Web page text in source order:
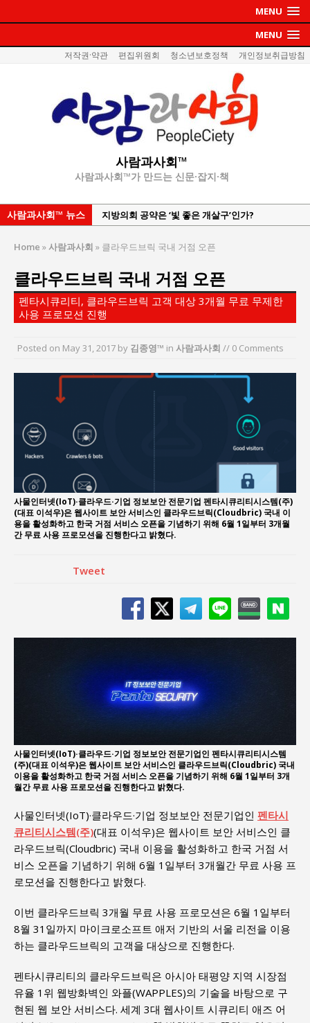
MENU
MENU
저작권·약관 편집위원회 청소년보호정책 개인정보취급방침
사람과사회™
사람과사회™가 만드는 신문·잡지·책
사람과사회™ 뉴스
지방의회 공약은 ‘빛 좋은 개살구’인가?
현”
김종대, “현대전, 강한 군대도 약해질 수 있다”
이홍원 작가, 생활문화상품 4종 판매
강산건설 박재윤 강제추행 사건, 무엇이 문제인가?
한국지방재정공제회, 2026년 정기 승진 인사 발표
서울방산보안협의회, 방산기술보호·공급망 보안
서효석 충청향우회중앙회 총재 취임 논란 확산
Home »사람과사회 » 클라우드브릭 국내 거점 오픈
클라우드브릭 국내 거점 오픈
펜타시큐리티, 클라우드브릭 고객 대상 3개월 무료 무제한
사용 프로모션 진행
Posted on May 31, 2017 by 김종영™ in 사람과사회 // 0 Comments
사물인터넷(IoT)·클라우드·기업 정보보안 전문기업 펜타시큐리티시스템(주)
(대표 이석우)은 웹사이트 보안 서비스인 클라우드브릭(Cloudbric) 국내 이
용을 활성화하고 한국 거점 서비스 오픈을 기념하기 위해 6월 1일부터 3개월
간 무료 사용 프로모션을 진행한다고 밝혔다.
Tweet
사물인터넷(IoT)·클라우드·기업 정보보안 전문기업인 펜타시큐리티시스템
(주)(대표 이석우)은 웹사이트 보안 서비스인 클라우드브릭(Cloudbric) 국내
이용을 활성화하고 한국 거점 서비스 오픈을 기념하기 위해 6월 1일부터 3개
월간 무료 사용 프로모션을 진행한다고 밝혔다.
사물인터넷(IoT)·클라우드·기업 정보보안 전문기업인 펜타시
큐리티시스템(주)(대표 이석우)은 웹사이트 보안 서비스인 클
라우드브릭(Cloudbric) 국내 이용을 활성화하고 한국 거점 서
비스 오픈을 기념하기 위해 6월 1일부터 3개월간 무료 사용 프
로모션을 진행한다고 밝혔다.
이번 클라우드브릭 3개월 무료 사용 프로모션은 6월 1일부터
8월 31일까지 마이크로소프트 애저 기반의 서울 리전을 이용
하는 클라우드브릭의 고객을 대상으로 진행한다.
펜타시큐리티의 클라우드브릭은 아시아 태평양 지역 시장점
유율 1위 웹방화벽인 와플(WAPPLES)의 기술을 바탕으로 구
현된 웹 보안 서비스다. 세계 3대 웹사이트 시큐리티 애즈 어